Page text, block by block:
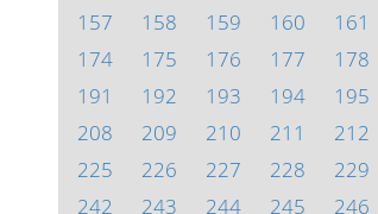
157
158 159 160 161
174
175 176 177 178
191
192 193 194 195
208
209 210 211 212
225
226 227 228 229
242
243 244 245 246